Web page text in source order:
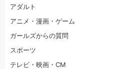
アダルト
アニメ・漫画・ゲーム
ガールズからの質問
スポーツ
テレビ・映画・CM